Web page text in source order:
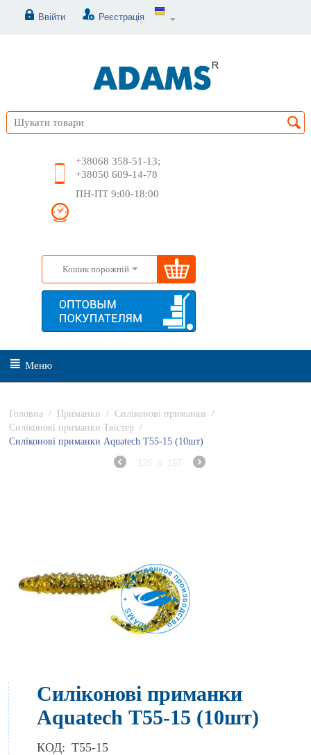
Ввійти Реєстрація
+38068 358-51-13;
+38050 609-14-78
ПН-ПТ 9:00-18:00
Кошик порожній
Меню
Головна / Приманки / Силіконові приманки
/
Силіконові приманки Твістер /
Силіконові приманки Aquatech Т55-15 (10шт)
126 з 197
Силіконові приманки
Aquatech Т55-15 (10шт)
КОД: T55-15